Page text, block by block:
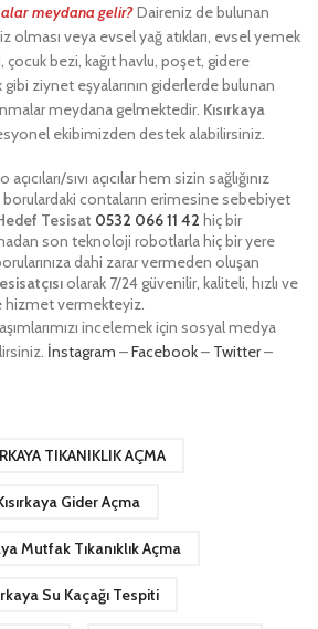
meydana gelir?Daireniz de bulunan
olması veya evsel yağ atıkları, evsel yemek
çocuk bezi, kağıt havlu, poşet, gidere
ziynet eşyalarının giderlerde bulunan
meydana gelmektedir. Kısırkaya
ekibimizden destek alabilirsiniz.
sıvı açıcılar hem sizin sağlığınız
borulardaki contaların erimesine sebebiyet
Tesisat 0532 066 11 42 hiç bir
son teknoloji robotlarla hiç bir yere
dahi zarar vermeden oluşan
olarak 7/24 güvenilir, kaliteli, hızlı ve
hizmet vermekteyiz.
incelemek için sosyal medya
İnstagram –Facebook– Twitter–
TIKANIKLIK AÇMA
Gider Açma
Mutfak Tıkanıklık Açma
Su Kaçağı Tespiti